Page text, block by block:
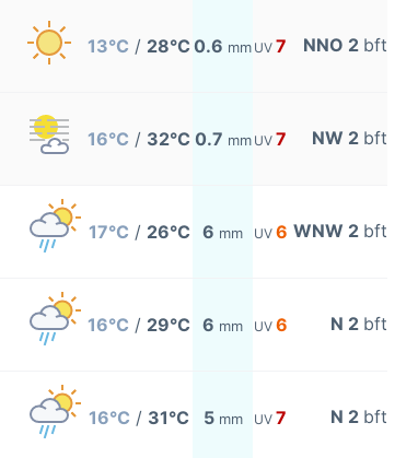
13°C / 28°C 0.6 mm UV 7 NNO 2 bft
16°C / 32°C 0.7 mm UV 7 NW 2 bft
17°C / 26°C 6 mm UV 6 WNW 2 bft
16°C / 29°C 6 mm UV 6 N 2 bft
16°C / 31°C 5 mm UV 7 N 2 bft